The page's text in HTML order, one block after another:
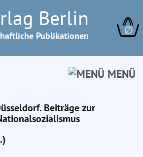
Berlin
Publikationen ∅
MENÜ
Beiträge zur